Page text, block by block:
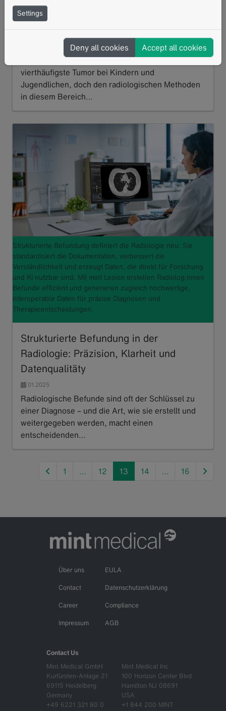
von pädiatrischem Non-Hodgkin-
Lymphom voran
Pädiatrisches Non-Hodgkin-Lymphom (NHL) ist der
vierthäufigste Tumor bei Kindern und
Jugendlichen, doch den radiologischen Methoden
in diesem Bereich…
Strukturierte Befundung definiert die Radiologie neu: Sie
standardisiert die Dokumentation, verbessert die
Verständlichkeit und erzeugt Daten, die direkt für Forschung
und KI nutzbar sind. Mit mint Lesion erstellen Radiolog:innen
Befunde effizient und generieren zugleich hochwertige,
interoperable Daten für präzise Diagnosen und
Therapieentscheidungen.
Strukturierte Befundung in der
Radiologie: Präzision, Klarheit und
Datenqualitäty
01.2025
Radiologische Befunde sind oft der Schlüssel zu
einer Diagnose – und die Art, wie sie erstellt und
weitergegeben werden, macht einen
entscheidenden…
Read more
previous
1 … 12 13 14 … 16
Über uns
Contact
Career
Impressum
EULA
Datenschutzerklärung
Compliance
AGB
Contact Us
Mint Medical GmbH
Kurfürsten-Anlage 21
69115 Heidelberg
Germany
+49 6221 321 80 0
Mint Medical Inc
100 Horizon Center Blvd
Hamilton NJ 08691
USA
+1 844 200 MINT
Settings
Deny all cookies Accept all cookies